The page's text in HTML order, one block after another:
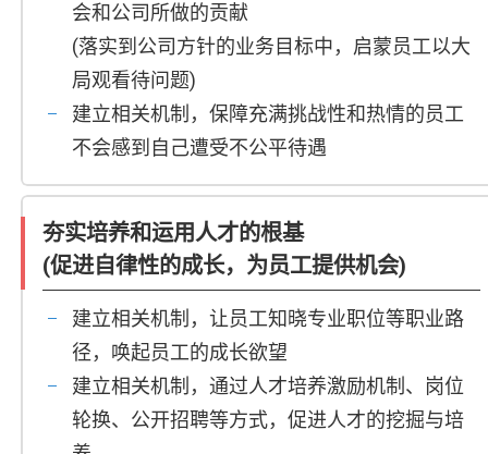
会和公司所做的贡献
(落实到公司方针的业务目标中，启蒙员工以大
局观看待问题)
建立相关机制，保障充满挑战性和热情的员工
不会感到自己遭受不公平待遇
夯实培养和运用人才的根基
(促进自律性的成长，为员工提供机会)
建立相关机制，让员工知晓专业职位等职业路
径，唤起员工的成长欲望
建立相关机制，通过人才培养激励机制、岗位
轮换、公开招聘等方式，促进人才的挖掘与培